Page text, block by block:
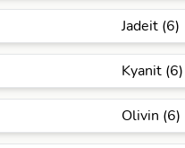
Jadeit (6)
Kyanit (6)
Olivin (6)